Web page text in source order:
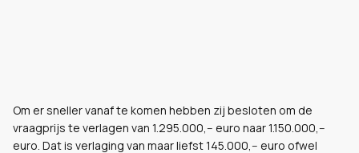
Om er sneller vanaf te komen hebben zij besloten om de
vraagprijs te verlagen van 1.295.000,-- euro naar 1.150.000,--
euro. Dat is verlaging van maar liefst 145.000,-- euro ofwel